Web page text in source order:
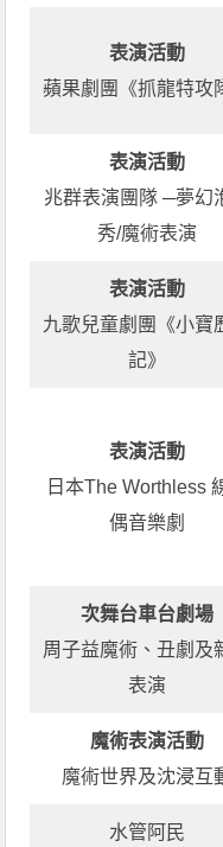
表演活動
蘋果劇團《抓龍特攻
表演活動
兆群表演團隊 ─夢幻
秀/魔術表演
表演活動
九歌兒童劇團《小寶
記》
表演活動
日本The Worthless
偶音樂劇
次舞台車台劇場
周子益魔術、丑劇及
表演
魔術表演活動
魔術世界及沈浸互
水管阿民